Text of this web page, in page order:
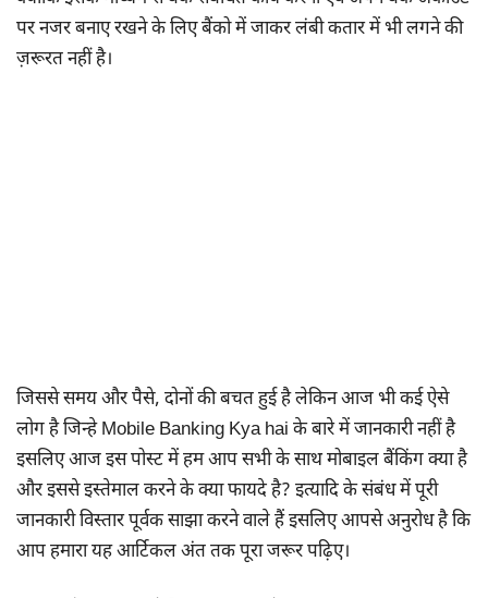
पर नजर बनाए रखने के लिए बैंको में जाकर लंबी कतार में भी लगने की
ज़रूरत नहीं है।
जिससे समय और पैसे, दोनों की बचत हुई है लेकिन आज भी कई ऐसे
लोग है जिन्हे Mobile Banking Kya hai के बारे में जानकारी नहीं है
इसलिए आज इस पोस्ट में हम आप सभी के साथ मोबाइल बैंकिंग क्या है
और इससे इस्तेमाल करने के क्या फायदे है? इत्यादि के संबंध में पूरी
जानकारी विस्तार पूर्वक साझा करने वाले हैं इसलिए आपसे अनुरोध है कि
आप हमारा यह आर्टिकल अंत तक पूरा जरूर पढ़िए।